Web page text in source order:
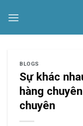
BLOGS
Sự khác
hàng
chuyên